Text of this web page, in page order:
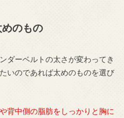
のもの
ダーベルトの太さが変わってき
いのであれば太めのものを選び
背中側の脂肪をしっかりと胸に